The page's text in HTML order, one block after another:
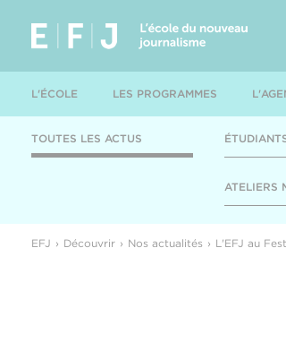
L'ÉCOLE LES PROGRAMMES
TOUTES LES ACTUS
ATELIERS
EFJ Découvrir Nos actualités L'EFJ au